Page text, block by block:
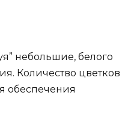
небольшие, белого
Количество цветков
обеспечения